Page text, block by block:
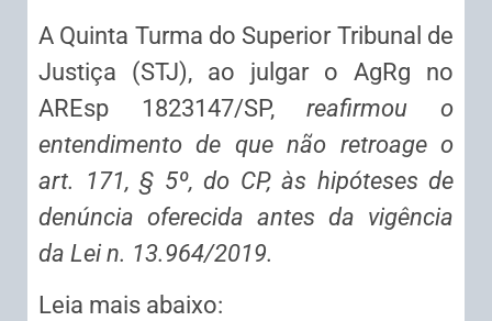
A Quinta Turma do Superior Tribunal de
Justiça (STJ), ao julgar o AgRg no
AREsp 1823147/SP,reafirmou o
entendimento de que não retroage o
art. 171, § 5º, do CP, às hipóteses de
denúncia oferecida antes da vigência
da Lei n. 13.964/2019.
Leia mais abaixo: